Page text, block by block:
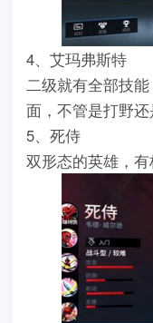
4、艾玛弗斯特
二级就有全部技
面，不管是打野
5、死侍
双形态的英雄，